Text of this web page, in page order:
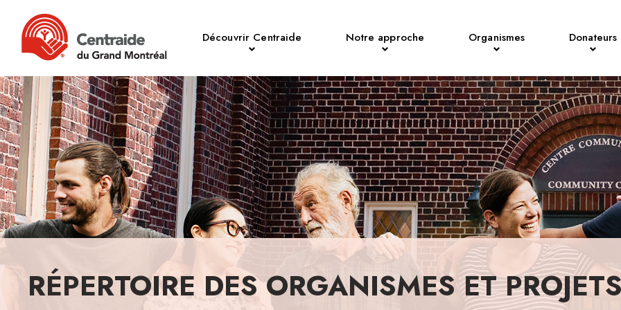
Découvrir Centraide Notre approche Organismes Donateurs
RÉPERTOIRE DES ORGANISMES ET